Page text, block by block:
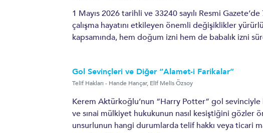
1 Mayıs 2026 tarihli ve 33240 sayılı Resmi Gazete’de
çalışma hayatını etkileyen önemli değişiklikler
kapsamında, hem doğum izni hem de babalık izni
Gol Sevinçleri ve Diğer “Alamet-i Farikalar”
Telif Hakları - Hande Hançar, Elif Melis Özsoy
Kerem Aktürkoğlu’nun “Harry Potter” gol
ve sınai mülkiyet hukukunun nasıl kesiştiğini gözler
unsurlunun hangi durumlarda telif hakkı veya ticari
İLAÇ, TIBBI CIHAZ VE SAĞLIK HUKUKU
TEKNOLOJI, MEDYA VE TELEKOMÜNIKASYON
ENERJI VE TABII KAYNAKLAR
İNŞAAT VE GAYRIMENKUL